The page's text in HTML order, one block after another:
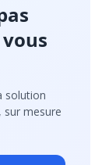
solution
sur mesure